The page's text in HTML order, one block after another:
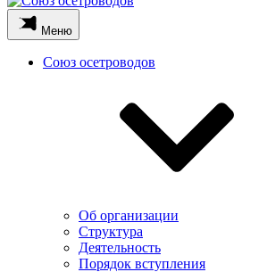
Меню
Союз осетроводов
Об организации
Структура
Деятельность
Порядок вступления